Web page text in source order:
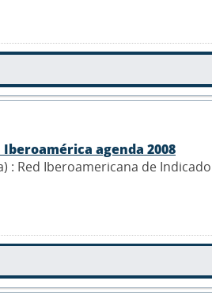
agenda 2008
Red Iberoamericana de